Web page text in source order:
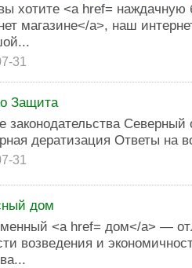
хотите <a href= наждачную
магазине</a>, наш
31
Защита
законодательства
дератизация Ответы на
31
дом
<a href= дом</a> —
возведения и